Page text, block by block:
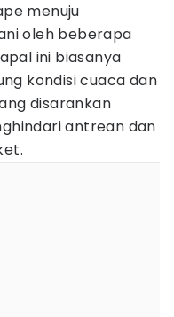
menuju
oleh beberapa
ini biasanya
kondisi cuaca dan
disarankan
antrean dan